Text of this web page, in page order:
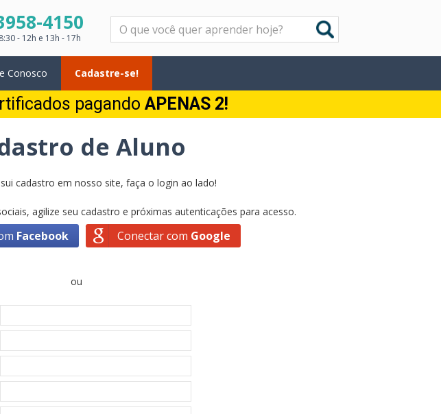
4150
- 12h e 13h - 17h
Conosco Cadastre-se!
pagando APENAS 2!
de Aluno
cadastro em nosso site, faça o login ao lado!
agilize seu cadastro e próximas autenticações para acesso.
Facebook Conectar com Google
ou